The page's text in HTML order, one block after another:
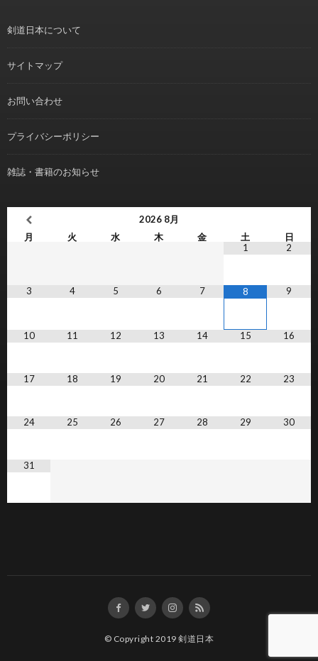
剣道日本について
サイトマップ
お問い合わせ
プライバシーポリシー
雑誌・書籍のお知らせ
2026 8月
月
火 水 木 金 土
日
1
2
3 4 5 6 7 8 9
10 11 12 13 14 15 16
17 18 19 20 21 22 23
24 25 26 27 28 29 30
31
© Copyright 2019剣道日本